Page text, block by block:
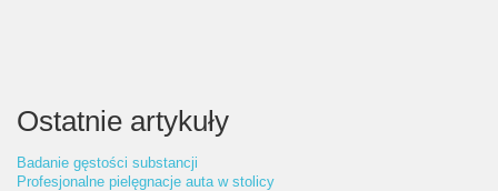
Ostatnie artykuły
Badanie gęstości substancji
Profesjonalne pielęgnacje auta w stolicy